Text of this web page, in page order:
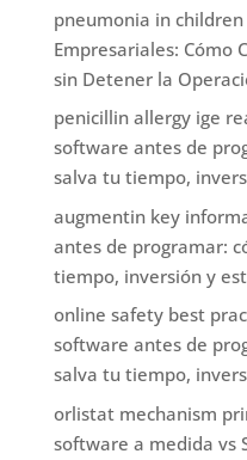
pneumonia in children
Empresariales: Cómo
sin Detener la
penicillin allergy ige
software antes de
salva tu tiempo,
augmentin key
antes de programar:
tiempo, inversión y
online safety best
software antes de
salva tu tiempo,
orlistat mechanism
software a medida vs